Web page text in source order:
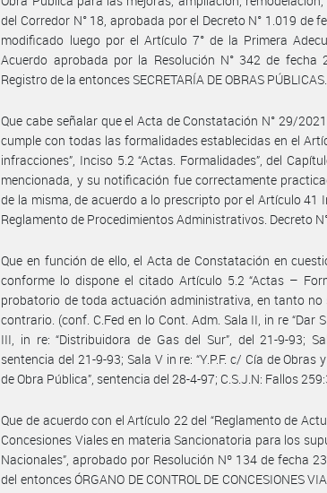
del Corredor N° 18, aprobada por el Decreto N° 1.019 de
modificado luego por el Artículo 7° de la Primera
Acuerdo aprobada por la Resolución N° 342 de fecha
Registro de la entonces SECRETARÍA DE OBRAS PÚBLICAS.
Que cabe señalar que el Acta de Constatación N° 29/
cumple con todas las formalidades establecidas en el
infracciones”, Inciso 5.2 “Actas. Formalidades”, del
mencionada, y su notificación fue correctamente
de la misma, de acuerdo a lo prescripto por el Artículo 41
Reglamento de Procedimientos Administrativos. Decreto
Que en función de ello, el Acta de Constatación en
conforme lo dispone el citado Artículo 5.2 “Actas –
probatorio de toda actuación administrativa, en tanto no
contrario. (conf. C.Fed en lo Cont. Adm. Sala II, in re “Dar
III, in re: “Distribuidora de Gas del Sur”, del 21-9-93;
sentencia del 21-9-93; Sala V in re: “Y.P.F. c/ Cía de
de Obra Pública”, sentencia del 28-4-97; C.S.J.N: Fallos
Que de acuerdo con el Artículo 22 del “Reglamento de
Concesiones Viales en materia Sancionatoria para los
Nacionales”, aprobado por Resolución Nº 134 de fecha
del entonces ÓRGANO DE CONTROL DE CONCESIONES